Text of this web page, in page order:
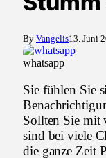
By Vangelis13. Juni
whatsapp
Sie fühlen Sie
Sollten Sie mit
sind bei viele
die ganze Zeit